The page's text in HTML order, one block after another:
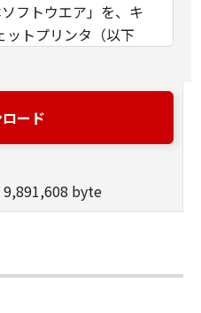
フトウエア」を、キ
ットプリンタ（以下
ウエア」をコンピュー
ンストールすること、
と、読み出すこと、も
のいずれも含むものと
きます。お客様はま
タ」を使用すること
ード
byte